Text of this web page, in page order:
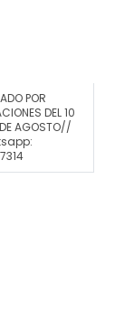
POR
DEL 10
AGOSTO//